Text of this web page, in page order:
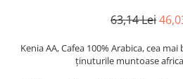
63,14 Lei
Kenia AA, Cafea 100% Arabica, cea
ținuturile muntoase